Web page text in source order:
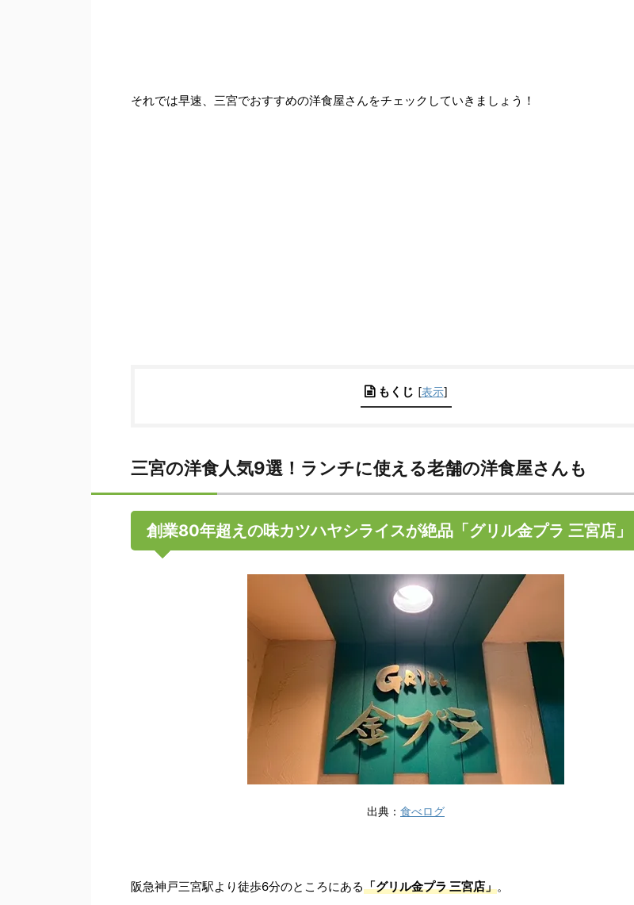
それでは早速、三宮でおすすめの洋食屋さんをチェックしていきましょう！
もくじ [表示]
三宮の洋食人気9選！ランチに使える老舗の洋食屋さんも
創業80年超えの味カツハヤシライスが絶品「グリル金プラ 三宮店」
出典： 食べログ
阪急神戸三宮駅より徒歩6分のところにある「グリル金プラ 三宮店」。